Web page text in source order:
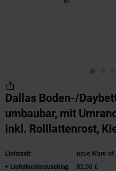
Dallas Boden-/
umbaubar, mit
inkl. Rolllattenrost,
Lieferzeit:
neue Ware
+ Lieferkostenzuschlag
82,00 €